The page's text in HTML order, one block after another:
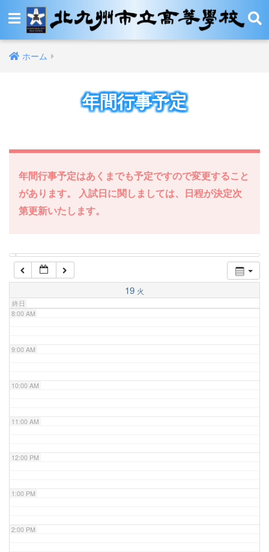
ホーム
年間行事予定
年間行事予定はあくまでも予定ですので変更すること
があります。 入試日に関しましては、日程が決定次
第更新いたします。
19 火
終日
12:00 AM
1:00 AM
4:00 AM
5:00 AM
7:00 AM
8:00 AM
9:00 AM
10:00 AM
11:00 AM
12:00 PM
1:00 PM
2:00 PM